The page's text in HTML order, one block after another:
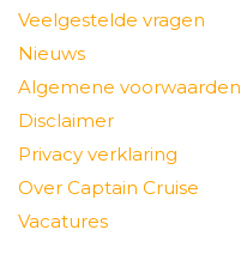
Veelgestelde vragen
Nieuws
Algemene voorwaarden
Disclaimer
Privacy verklaring
Over Captain Cruise
Vacatures